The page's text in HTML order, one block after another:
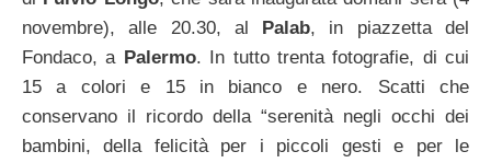
novembre), alle 20.30, al Palab, in piazzetta del
Fondaco, a Palermo. In tutto trenta fotografie, di cui
15 a colori e 15 in bianco e nero. Scatti che
conservano il ricordo della “serenità negli occhi dei
bambini, della felicità per i piccoli gesti e per le